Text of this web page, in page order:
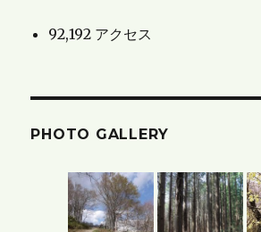
ロ
ー
92,192 アクセス
PHOTO GALLERY